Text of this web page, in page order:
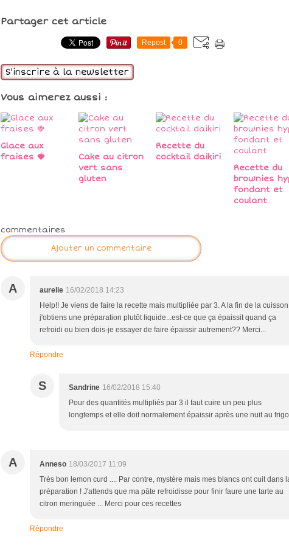
Partager cet article
Repost 0
S'inscrire à la newsletter
Vous aimerez aussi :
Glace aux
fraises 🍓
Cake au citron
vert sans
gluten
Recette du
cocktail daikiri
Recette du
brownies
fondant et
coulant
commentaires
Ajouter un commentaire
A aurelie 16/02/2018 14:23
Help!! Je viens de faire la recette mais multipliée par 3. A la fin de la cuisson
j'obtiens une préparation plutôt liquide...est-ce que ça épaissit quand ça
refroidi ou bien dois-je essayer de faire épaissir autrement?? Merci...
Répondre
S Sandrine 16/02/2018 15:40
Pour des quantités multipliés par 3 il faut cuire un peu plus
longtemps et elle doit normalement épaissir après une nuit au frigo
A Anneso 18/03/2017 11:09
Très bon lemon curd .... Par contre, mystère mais mes blancs ont cuit dans
préparation ! J'attends que ma pâte refroidisse pour finir faure une tarte au
citron meringuée ... Merci pour ces recettes
Répondre